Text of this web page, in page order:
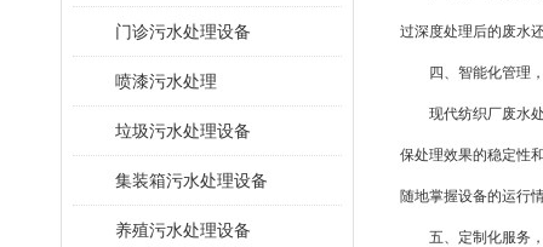
门诊污水处理设备
喷漆污水处理
垃圾污水处理设备
集装箱污水处理设备
养殖污水处理设备
过深度处理后的废水
四、智能化管理，
现代纺织厂废水处
保处理效果的稳定性
随地掌握设备的运行
五、定制化服务，